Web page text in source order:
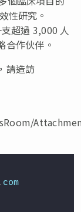
性研究。
超過 3,000 人
合作伙伴。
請造訪
com